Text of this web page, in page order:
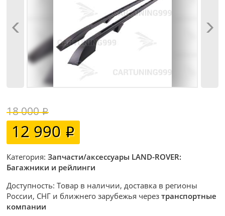
18 000
12 990
Категория:Запчасти/аксессуары LAND-ROVER:
Багажники и рейлинги
Доступность: Товар в наличии, доставка в регионы
России, СНГ и ближнего зарубежья черезтранспортные
компании